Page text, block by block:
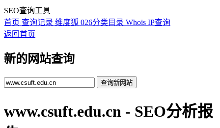
SEO查询工具
首页 查询记录 维度狐 026分类目录 Whois IP查询
返回首页
新的网站查询
查询新网站
www.csuft.edu.cn - SEO分析报